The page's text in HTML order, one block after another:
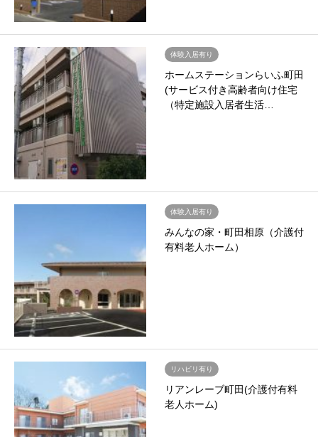
体験入居有り
ホームステーションらいふ町田
(サービス付き高齢者向け住宅
（特定施設入居者生活…
体験入居有り
みんなの家・町田相原（介護付
有料老人ホーム）
リハビリ有り
リアンレーブ町田(介護付有料
老人ホーム)